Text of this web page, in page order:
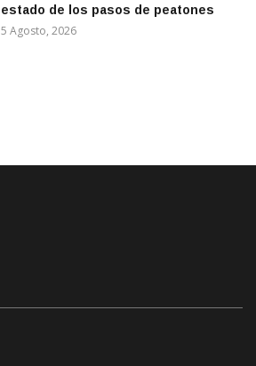
estado de los pasos de peatones
5 Agosto, 2026